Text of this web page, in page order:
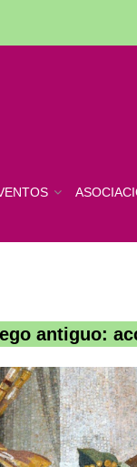
antiguo: